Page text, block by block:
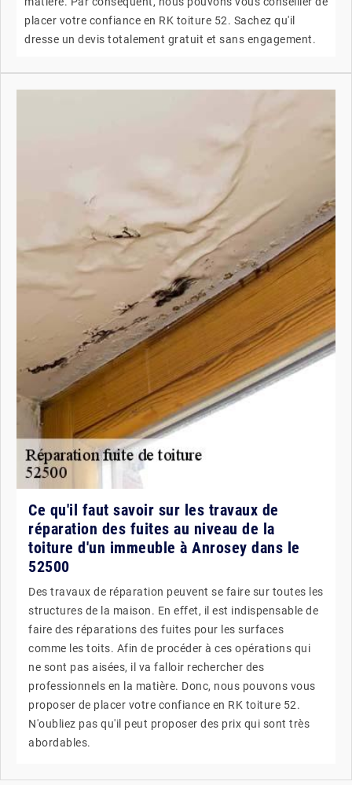
placer votre confiance en RK toiture 52. Sachez qu'il
dresse un devis totalement gratuit et sans engagement.
Ce qu'il faut savoir sur les travaux de
réparation des fuites au niveau de la
toiture d'un immeuble à Anrosey dans le
52500
Des travaux de réparation peuvent se faire sur toutes les
structures de la maison. En effet, il est indispensable de
faire des réparations des fuites pour les surfaces
comme les toits. Afin de procéder à ces opérations qui
ne sont pas aisées, il va falloir rechercher des
professionnels en la matière. Donc, nous pouvons vous
proposer de placer votre confiance en RK toiture 52.
N'oubliez pas qu'il peut proposer des prix qui sont très
abordables.